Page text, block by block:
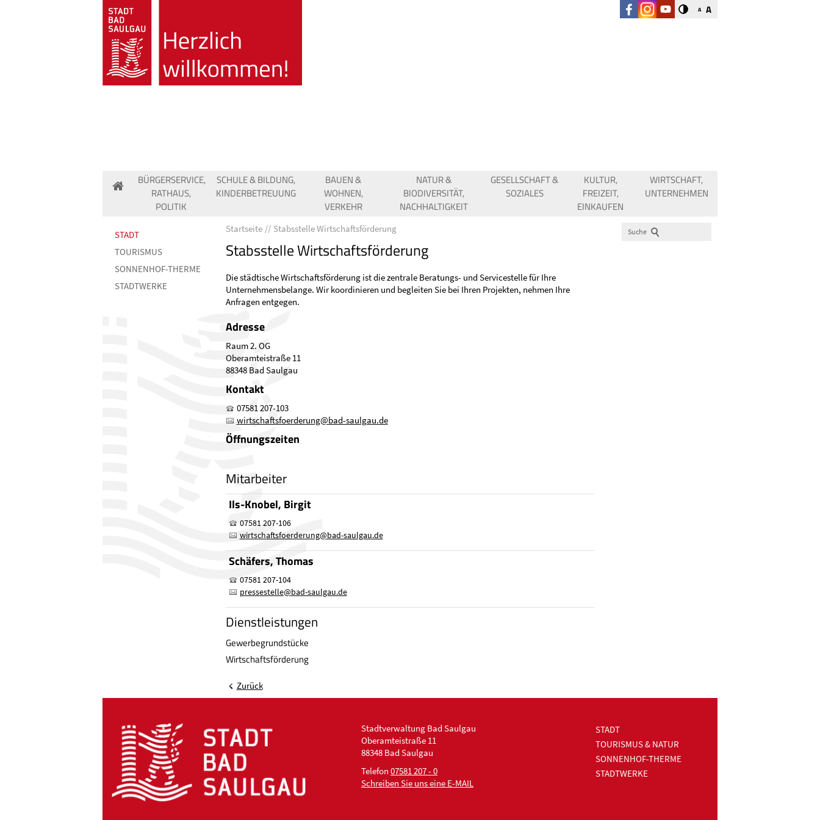
A A
BÜRGERSERVICE,
RATHAUS,
POLITIK
SCHULE & BILDUNG,
KINDERBETREUUNG
BAUEN &
WOHNEN,
VERKEHR
NATUR &
BIODIVERSITÄT,
NACHHALTIGKEIT
GESELLSCHAFT &
SOZIALES
KULTUR,
FREIZEIT,
EINKAUFEN
WIRTSCHAFT,
UNTERNEHMEN
STADT
TOURISMUS
SONNENHOF-THERME
STADTWERKE
Startseite Stabsstelle Wirtschaftsförderung
Stabsstelle Wirtschaftsförderung
Die städtische Wirtschaftsförderung ist die zentrale Beratungs- und Servicestelle für Ihre
Unternehmensbelange. Wir koordinieren und begleiten Sie bei Ihren Projekten, nehmen Ihre
Anfragen entgegen.
Adresse
Raum 2. OG
Oberamteistraße 11
88348 Bad Saulgau
Kontakt
07581 207-103
wirtschaftsfoerderung@bad-saulgau.de
Öffnungszeiten
Mitarbeiter
Ils-Knobel, Birgit
07581 207-106
wirtschaftsfoerderung@bad-saulgau.de
Schäfers, Thomas
07581 207-104
pressestelle@bad-saulgau.de
Dienstleistungen
Gewerbegrundstücke
Wirtschaftsförderung
Zurück
Suche
Stadtverwaltung Bad Saulgau
Oberamteistraße 11
88348 Bad Saulgau
Telefon 07581 207 - 0
Schreiben Sie uns eine E-MAIL
STADT
TOURISMUS & NATUR
SONNENHOF-THERME
STADTWERKE